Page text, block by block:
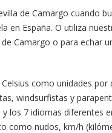
de Camargo cuando
en España. O utiliza
Camargo o para echar
como unidades
windsurfistas y
los 7 idiomas diferentes
como nudos, km/h